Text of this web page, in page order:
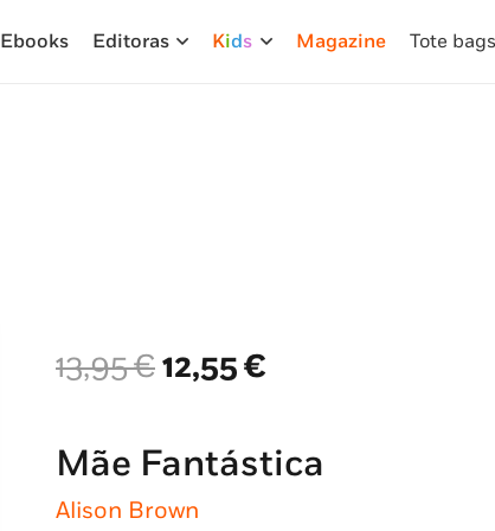
Ebooks Editoras Kids Magazine Tote bags
13,95€O
preço
era:
13,95 €.
12,55€
é:
12,55 €.
Mãe Fantástica
Alison Brown